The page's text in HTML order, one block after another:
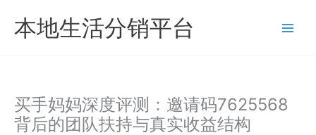
本地生活分销平台
买手妈妈深度评测：邀请码7625568
背后的团队扶持与真实收益结构